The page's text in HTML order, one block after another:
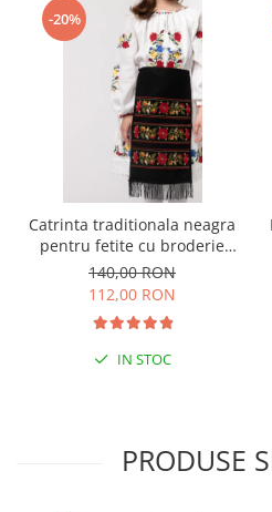
-20%
Catrinta traditionala neagra
pentru fetite cu broderie
florala rosie Sonia 01
140,00 RON
112,00 RON
IN STOC
PRODUSE